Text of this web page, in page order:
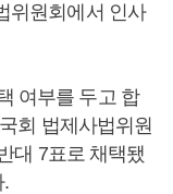
위원회에서 인사
여부를 두고 합
회 법제사법위원
대 7표로 채택됐
.